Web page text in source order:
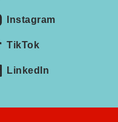
Instagram
TikTok
LinkedIn